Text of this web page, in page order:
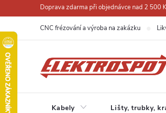
na
obsah
Doprava zdarma při objednávce nad 2 500
CNC frézování a výroba na zakázku
Kabely Lišty, trubky,